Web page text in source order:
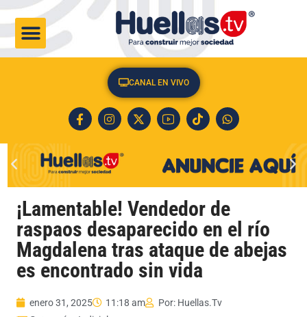
CANAL EN VIVO
¡Lamentable! Vendedor de
raspaos desaparecido en el río
Magdalena tras ataque de abejas
es encontrado sin vida
enero 31, 2025 11:18 am Por: Huellas.Tv